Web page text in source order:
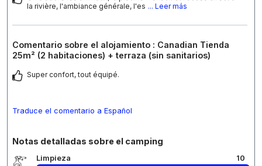
la rivière, l'ambiance générale, l'es ... Leer más
Comentario sobre el alojamiento : Canadian Tienda
25m² (2 habitaciones) + terraza (sin sanitarios)
Super confort, tout équipé.
Traduce el comentario a Español
Notas detalladas sobre el camping
Limpieza 10